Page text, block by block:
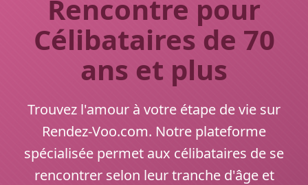
Rencontre pour
Célibataires de 70
ans et plus
Trouvez l'amour à votre étape de vie sur
Rendez-Voo.com. Notre plateforme
spécialisée permet aux célibataires de se
rencontrer selon leur tranche d'âge et